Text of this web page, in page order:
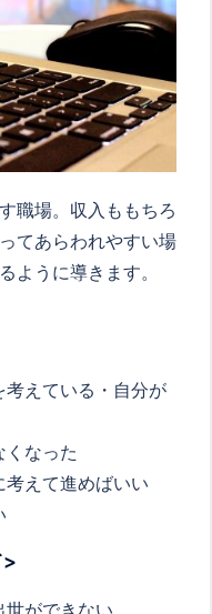
職場。収入ももちろ
てあらわれやすい場
ように導きます。
えている・自分が
なった
えて進めばいい
ができない